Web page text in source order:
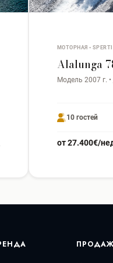
МОТОРНАЯ •
Alalunga
Модель 2007 г.
10 гостей
от 27.400€/